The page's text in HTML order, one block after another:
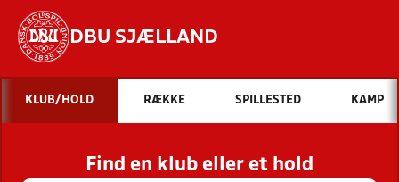
DBU SJÆLLAND
Hvad vil du søge efter?
INDHOLD OG NYHEDER
STILLINGER, RESULTATER, KLUBBER OG
KLUB/HOLD RÆKKE SPILLESTED KAMP
Find en klub eller et hold